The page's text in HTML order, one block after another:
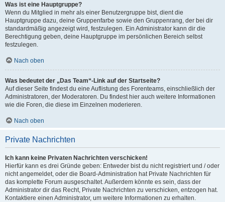
Was ist eine Hauptgruppe?
Wenn du Mitglied in mehr als einer Benutzergruppe bist, dient die
Hauptgruppe dazu, deine Gruppenfarbe sowie den Gruppenrang, der bei dir
standardmäßig angezeigt wird, festzulegen. Ein Administrator kann dir die
Berechtigung geben, deine Hauptgruppe im persönlichen Bereich selbst
festzulegen.
Nach oben
Was bedeutet der „Das Team“-Link auf der Startseite?
Auf dieser Seite findest du eine Auflistung des Forenteams, einschließlich der
Administratoren, der Moderatoren. Du findest hier auch weitere Informationen
wie die Foren, die diese im Einzelnen moderieren.
Nach oben
Private Nachrichten
Ich kann keine Privaten Nachrichten verschicken!
Hierfür kann es drei Gründe geben: Entweder bist du nicht registriert und / oder
nicht angemeldet, oder die Board-Administration hat Private Nachrichten für
das komplette Forum ausgeschaltet. Außerdem könnte es sein, dass der
Administrator dir das Recht, Private Nachrichten zu verschicken, entzogen hat.
Kontaktiere einen Administrator, um weitere Informationen zu erhalten.